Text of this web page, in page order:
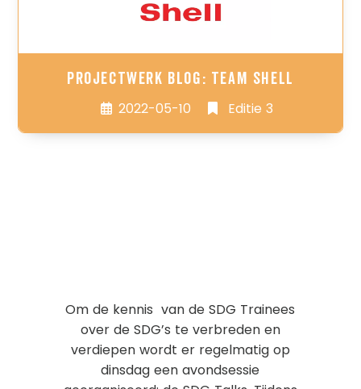
Projectwerk blog: Team Shell
2022-05-10 Editie 3
Om de kennis van de SDG Trainees
over de SDG’s te verbreden en
verdiepen wordt er regelmatig op
dinsdag een avondsessie